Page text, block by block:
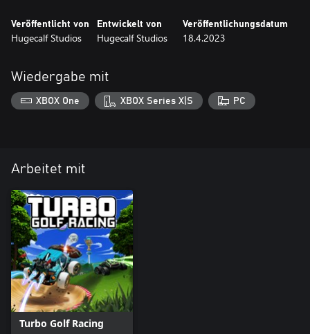
Veröffentlicht von
Hugecalf Studios
Entwickelt von
Hugecalf Studios
Veröffentlichungsdatum
18.4.2023
Wiedergabe mit
XBOX One XBOX Series X|S PC
Arbeitet mit
Turbo Golf Racing